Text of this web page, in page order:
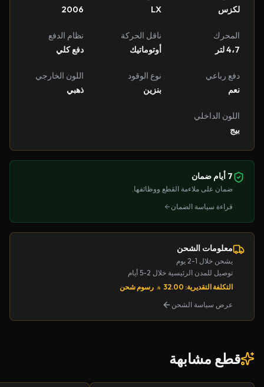
لكزس
LX
2006
المحرك
4،7 لتر
ناقل الحركة
أوتوماتيك
نظام الدفع
دفع كلي
دفع رباعي
نعم
نوع الوقود
بنزين
اللون الخارجي
ذهبي
اللون الداخلي
بيج
7 أيام ضمان
ضمان على ملاءمة القطع ووظائفها.
قراءة سياسة الضمان
معلومات الشحن
يشحن خلال 1-2 يوم
توصيل للمدن الرئيسية خلال 2-5 أيام
التكلفة التقديرية: 32.00
رسوم شحن
عرض سياسة الشحن
قطع مشابهة